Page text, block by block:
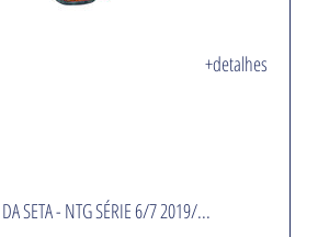
+detalhes
DA SETA - NTG SÉRIE 6/7 2019/...